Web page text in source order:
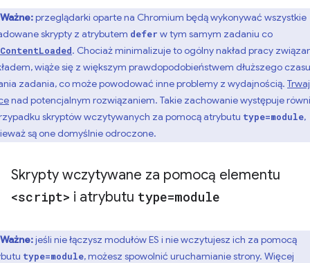
Ważne:przeglądarki oparte na Chromium będą wykonywać wszystkie
skrypty z atrybutem defer w tym samym zadaniu co
. Chociaż minimalizuje to ogólny nakład pracy
wiąże się z większym prawdopodobieństwem dłuższego czasu
zadania, co może powodować inne problemy z wydajnością.
nad potencjalnym rozwiązaniem. Takie zachowanie występuje
skryptów wczytywanych za pomocą atrybutu type=module,
są one domyślnie odroczone.
Skrypty wczytywane za pomocą elementu
<script> i atrybutu type=module
Ważne:jeśli nie łączysz modułów ES i nie wczytujesz ich za pomocą
type=module, możesz spowolnić uruchamianie strony. Więcej